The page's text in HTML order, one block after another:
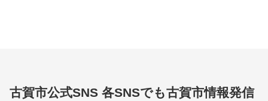
古賀市公式SNS 各SNSでも古賀市情報発信